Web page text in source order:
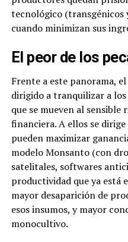
tecnológico (transgénicos
cuando minimizan sus
El peor de los
Frente a este panorama,
dirigido a tranquilizar a los
que se mueven al
financiera. A ellos se dirige
pueden maximizar
modelo Monsanto (con
satelitales, softwares
productividad que ya está
mayor desaparición de
esos insumos, y mayor
monocultivo.